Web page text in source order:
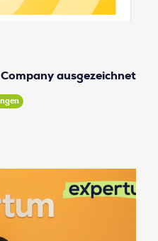
ausgezeichnet